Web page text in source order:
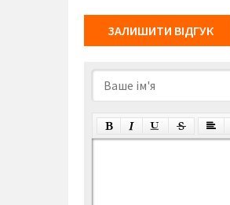
ЗАЛИШИТИ ВІДГУК